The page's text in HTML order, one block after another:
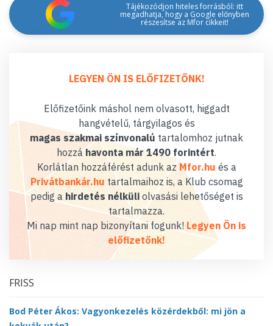
Tájékozódjon hiteles forrásból: itt
megadhatja, hogy a Google előnyben
részesítse az Mfor cikkeit!
LEGYEN ÖN IS ELŐFIZETŐNK!
Előfizetőink máshol nem olvasott, higgadt
hangvételű, tárgyilagos és
magas szakmai színvonalú tartalomhoz jutnak
hozzáhavonta már 1490 forintért.
Korlátlan hozzáférést adunk az Mfor.hu és a
Privátbankár.hu tartalmaihoz is, a Klub csomag
pedig a hirdetés nélküliolvasási lehetőséget is
tartalmazza.
Mi nap mint nap bizonyítani fogunk! Legyen Ön is
előfizetőnk!
FRISS
Bod Péter Ákos: Vagyonkezelés közérdekből: mi jön a